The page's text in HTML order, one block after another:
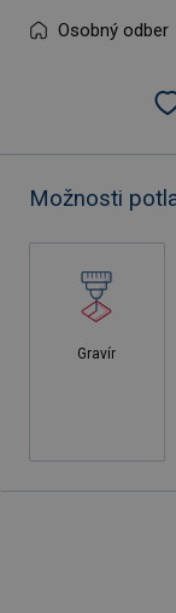
Osobný odber
Možnosti
Gravír